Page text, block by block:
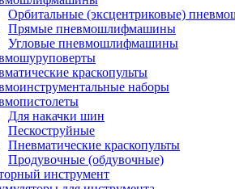
Орбитальные (эксцентриковые)
Прямые пневмошлифмашины
Угловые пневмошлифмашины
краскопульты
наборы
Для накачки шин
Пескоструйные
Пневматические краскопульты
Продувочные (обдувочные)
инструмент